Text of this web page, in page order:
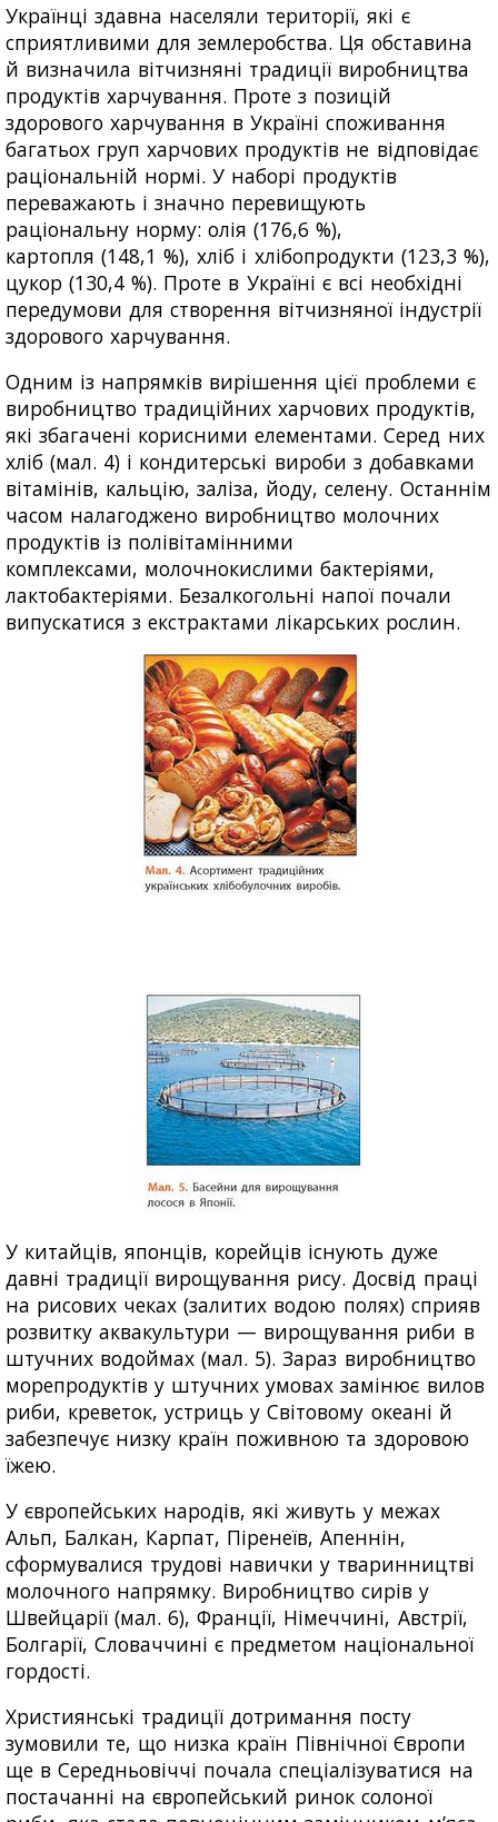
Українці здавна населяли території, які є
сприятливими для землеробства. Ця обставина
й визначила вітчизняні традиції виробництва
продуктів харчування. Проте з позицій
здорового харчування в Україні споживання
багатьох груп харчових продуктів не відповідає
раціональній нормі. У наборі продуктів
переважають і значно перевищують
раціональну норму: олія (176,6 %),
картопля (148,1 %), хліб і хлібопродукти (123,3 %),
цукор (130,4 %). Проте в Україні є всі необхідні
передумови для створення вітчизняної індустрії
здорового харчування.
Одним із напрямків вирішення цієї проблеми є
виробництво традиційних харчових продуктів,
які збагачені корисними елементами. Серед них
хліб (мал. 4) і кондитерські вироби з добавками
вітамінів, кальцію, заліза, йоду, селену. Останнім
часом налагоджено виробництво молочних
продуктів із полівітамінними
комплексами, молочнокислими бактеріями,
лактобактеріями. Безалкогольні напої почали
випускатися з екстрактами лікарських рослин.
У китайців, японців, корейців існують дуже
давні традиції вирощування рису. Досвід праці
на рисових чеках (залитих водою полях) сприяв
розвитку аквакультури — вирощування риби в
штучних водоймах (мал. 5). Зараз виробництво
морепродуктів у штучних умовах замінює вилов
риби, креветок, устриць у Світовому океані й
забезпечує низку країн поживною та здоровою
їжею.
У європейських народів, які живуть у межах
Альп, Балкан, Карпат, Піренеїв, Апеннін,
сформувалися трудові навички у тваринництві
молочного напрямку. Виробництво сирів у
Швейцарії (мал. 6), Франції, Німеччині, Австрії,
Болгарії, Словаччині є предметом національної
гордості.
Християнські традиції дотримання посту
зумовили те, що низка країн Північної Європи
ще в Середньовіччі почала спеціалізуватися на
постачанні на європейський ринок солоної